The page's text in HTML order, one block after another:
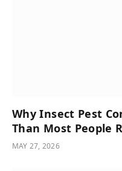
Why Insect Pest
Than Most People
MAY 27, 2026